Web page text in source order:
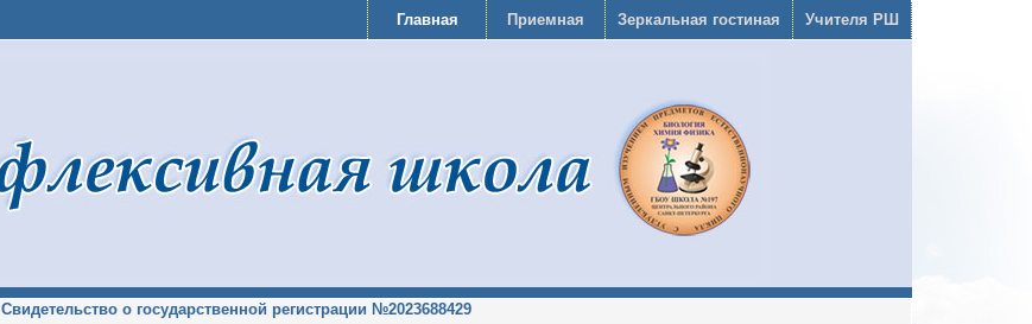
Учителя РШ
Зеркальная гостиная
Приемная
Главная
Свидетельство о государственной регистрации №2023688429